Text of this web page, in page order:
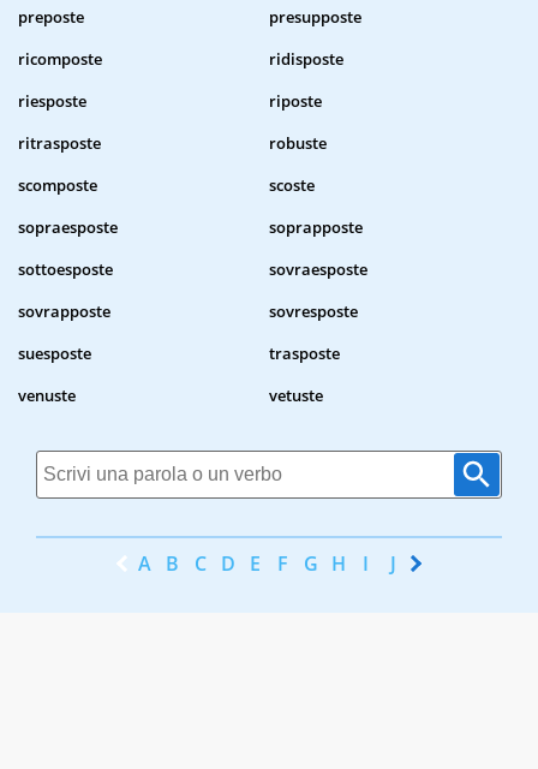
preposte
presupposte
ricomposte
ridisposte
riesposte
riposte
ritrasposte
robuste
scomposte
scoste
sopraesposte
soprapposte
sottoesposte
sovraesposte
sovrapposte
sovresposte
suesposte
trasposte
venuste
vetuste
A B C D E F G H I J K